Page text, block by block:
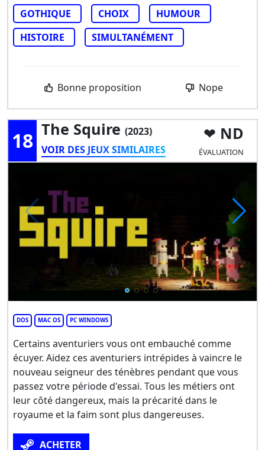
GOTHIQUE
CHOIX
HUMOUR
HISTOIRE
SIMULTANÉMENT
Bonne proposition Nope
18 The Squire (2023)
VOIR DES JEUX SIMILAIRES
ND
ÉVALUATION
DOS MAC OS PC WINDOWS
Certains aventuriers vous ont embauché comme
écuyer. Aidez ces aventuriers intrépides à vaincre le
nouveau seigneur des ténèbres pendant que vous
passez votre période d'essai. Tous les métiers ont
leur côté dangereux, mais la précarité dans le
royaume et la faim sont plus dangereuses.
ACHETER